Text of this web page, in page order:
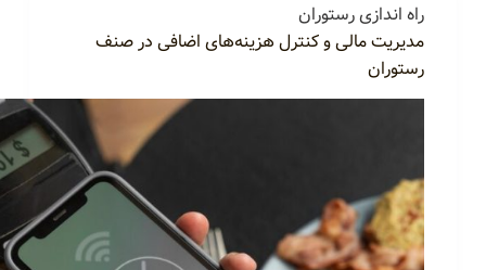
راه اندازی رستوران
مدیریت مالی و کنترل هزینه‌های اضافی در صنف
رستوران